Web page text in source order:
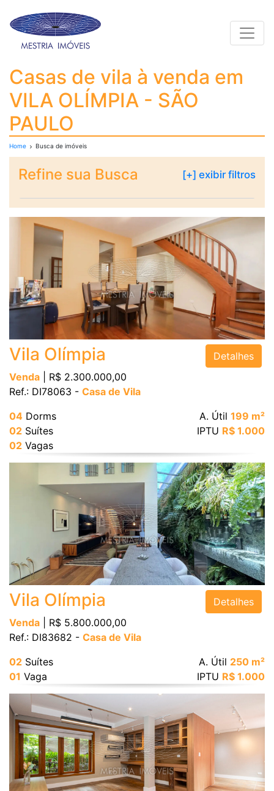
Casas de vila à venda
Casas de vila à venda em
VILA OLÍMPIA - SÃO
PAULO
Home Busca de imóveis
Vila Olímpia
Venda | R$ 2.300.000,00
Ref.: DI78063 - Casa de Vila
Detalhes
04 Dorms
02 Suítes
02 Vagas
A. Útil 199 m²
IPTU R$ 1.000
Vila Olímpia
Venda | R$ 5.800.000,00
Ref.: DI83682 - Casa de Vila
Detalhes
02 Suítes
01 Vaga
A. Útil 250 m²
IPTU R$ 1.000
Refine sua Busca [+] exibir filtros
Bairro
Valor
Dormitórios
Área Útil (m²)
Área Total (m²)
BUSCAR